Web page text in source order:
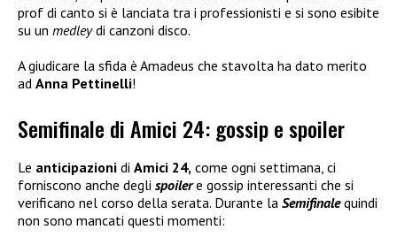
prof di canto si è lanciata tra i professionisti e si sono esibite
su un medleydi canzoni disco.
A giudicare la sfida è Amadeus che stavolta ha dato merito
ad Anna Pettinelli!
Semifinale di Amici 24: gossip e spoiler
Le anticipazioni di Amici 24, come ogni settimana, ci
forniscono anche degli spoilere gossip interessanti che si
verificano nel corso della serata. Durante la Semifinalequindi
non sono mancati questi momenti: